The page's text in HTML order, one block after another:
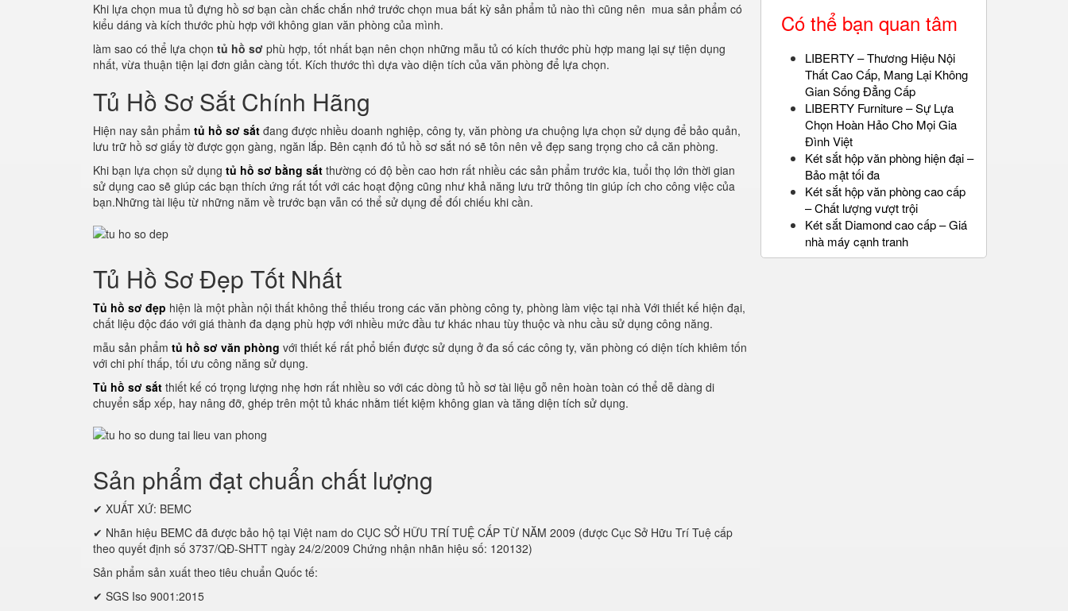
Khi lựa chọn mua tủ đựng hồ sơ bạn cần chắc chắn nhớ trước chọn mua bất kỳ sản phẩm tủ nào thì cũng nên mua sản phẩm có
kiểu dáng và kích thước phù hợp với không gian văn phòng của mình.
làm sao có thể lựa chọn tủ hồ sơ phù hợp, tốt nhất bạn nên chọn những mẫu tủ có kích thước phù hợp mang lại sự tiện dụng
nhất, vừa thuận tiện lại đơn giản càng tốt. Kích thước thì dựa vào diện tích của văn phòng để lựa chọn.
Tủ Hồ Sơ Sắt Chính Hãng
Hiện nay sản phẩm tủ hồ sơ sắt đang được nhiều doanh nghiệp, công ty, văn phòng ưa chuộng lựa chọn sử dụng để bảo quản,
lưu trữ hồ sơ giấy tờ được gọn gàng, ngăn lắp. Bên cạnh đó tủ hồ sơ sắt nó sẽ tôn nên vẻ đẹp sang trọng cho cả căn phòng.
Khi bạn lựa chọn sử dụng tủ hồ sơ bằng sắt thường có độ bền cao hơn rất nhiều các sản phẩm trước kia, tuổi thọ lớn thời gian
sử dụng cao sẽ giúp các bạn thích ứng rất tốt với các hoạt động cũng như khả năng lưu trữ thông tin giúp ích cho công việc của
bạn.Những tài liệu từ những năm về trước bạn vẫn có thể sử dụng để đối chiếu khi cần.
Tủ Hồ Sơ Đẹp Tốt Nhất
Tủ hồ sơ đẹp hiện là một phần nội thất không thể thiếu trong các văn phòng công ty, phòng làm việc tại nhà Với thiết kế hiện đại,
chất liệu độc đáo với giá thành đa dạng phù hợp với nhiều mức đầu tư khác nhau tùy thuộc và nhu cầu sử dụng công năng.
mẫu sản phẩm tủ hồ sơ văn phòng với thiết kế rất phổ biến được sử dụng ở đa số các công ty, văn phòng có diện tích khiêm tốn
với chi phí thấp, tối ưu công năng sử dụng.
Tủ hồ sơ sắt thiết kế có trọng lượng nhẹ hơn rất nhiều so với các dòng tủ hồ sơ tài liệu gỗ nên hoàn toàn có thể dễ dàng di
chuyển sắp xếp, hay nâng đỡ, ghép trên một tủ khác nhằm tiết kiệm không gian và tăng diện tích sử dụng.
Sản phẩm đạt chuẩn chất lượng
✔ XUẤT XỨ: BEMC
✔ Nhãn hiệu BEMC đã được bảo hộ tại Việt nam do CỤC SỞ HỮU TRÍ TUỆ CẤP TỪ NĂM 2009 (được Cục Sở Hữu Trí Tuệ cấp
theo quyết định số 3737/QĐ-SHTT ngày 24/2/2009 Chứng nhận nhãn hiệu số: 120132)
Sản phẩm sản xuất theo tiêu chuẩn Quốc tế:
✔ SGS Iso 9001:2015
Có thể bạn quan tâm
LIBERTY – Thương Hiệu Nội
Thất Cao Cấp, Mang Lại Không
Gian Sống Đẳng Cấp
LIBERTY Furniture – Sự Lựa
Chọn Hoàn Hảo Cho Mọi Gia
Đình Việt
Két sắt hộp văn phòng hiện đại –
Bảo mật tối đa
Két sắt hộp văn phòng cao cấp
– Chất lượng vượt trội
Két sắt Diamond cao cấp – Giá
nhà máy cạnh tranh